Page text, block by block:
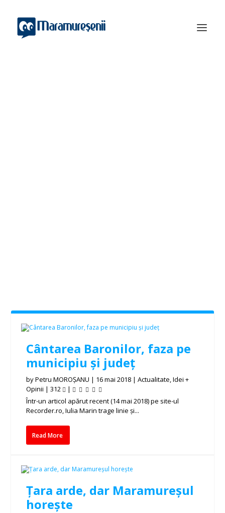
Cântarea Baronilor, faza pe
municipiu și județ
byPetru MOROȘANU | 16 mai 2018 |Actualitate,Idei +
Opinii |312
|
Într-un articol apărut recent (14 mai 2018) pe site-ul
Recorder.ro, Iulia Marin trage linie și...
Read More
Țara arde, dar Maramureșul
horește